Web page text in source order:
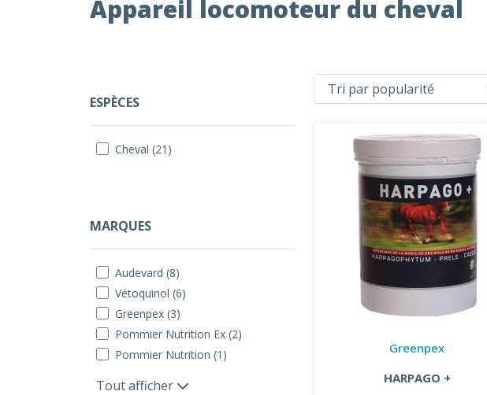
Appareil locomoteur du cheval
ESPÈCES
Cheval (21)
MARQUES
Audevard (8)
Vétoquinol (6)
Greenpex (3)
Pommier Nutrition Ex (2)
Pommier Nutrition (1)
Tout afficher
Greenpex
HARPAGO +